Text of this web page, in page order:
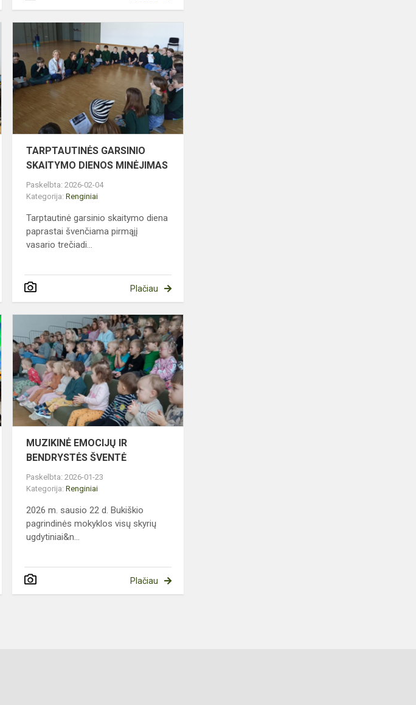
16-
OSIOS
MINĖJIMAS
SKAITYMO
DIENOS
MINĖJIMAS
TARPTAUTINĖS GARSINIO
SKAITYMO DIENOS MINĖJIMAS
Paskelbta: 2026-02-04
Kategorija:Renginiai
Tarptautinė garsinio skaitymo diena
paprastai švenčiama pirmąjį
vasario trečiadi...
Plačiau
SUOMIJOS
ŠVIETIMO
SISTEMA:
ĮKVEPIANTI
PATIRTIS
MUZIKINĖ
EMOCIJŲ
IR
BENDRYSTĖS
ŠVENTĖ
MUZIKINĖ EMOCIJŲ IR
BENDRYSTĖS ŠVENTĖ
Paskelbta: 2026-01-23
Kategorija:Renginiai
2026 m. sausio 22 d. Bukiškio
pagrindinės mokyklos visų skyrių
ugdytiniai&n...
Plačiau